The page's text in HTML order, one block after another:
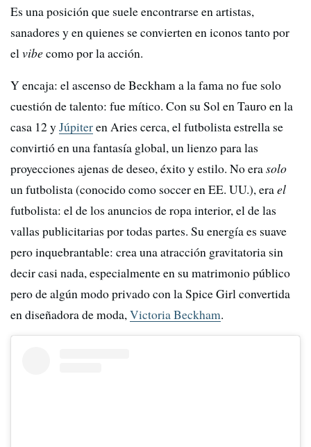
Es una posición que suele encontrarse en artistas,
sanadores y en quienes se convierten en iconos tanto por
elvibecomo por la acción.
Y encaja: el ascenso de Beckham a la fama no fue solo
cuestión de talento: fue mítico. Con su Sol en Tauro en la
casa 12 yJúpiteren Aries cerca, el futbolista estrella se
convirtió en una fantasía global, un lienzo para las
proyecciones ajenas de deseo, éxito y estilo. No erasolo
un futbolista (conocido como soccer en EE. UU.), erael
futbolista: el de los anuncios de ropa interior, el de las
vallas publicitarias por todas partes. Su energía es suave
pero inquebrantable: crea una atracción gravitatoria sin
decir casi nada, especialmente en su matrimonio público
pero de algún modo privado con la Spice Girl convertida
en diseñadora de moda,Victoria Beckham.